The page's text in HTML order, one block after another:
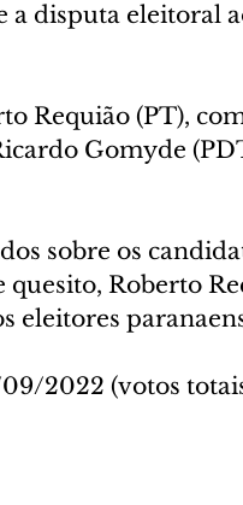
a disputa eleitoral
Requião (PT),
Gomyde
sobre os
Roberto
eleitores
2022 (votos